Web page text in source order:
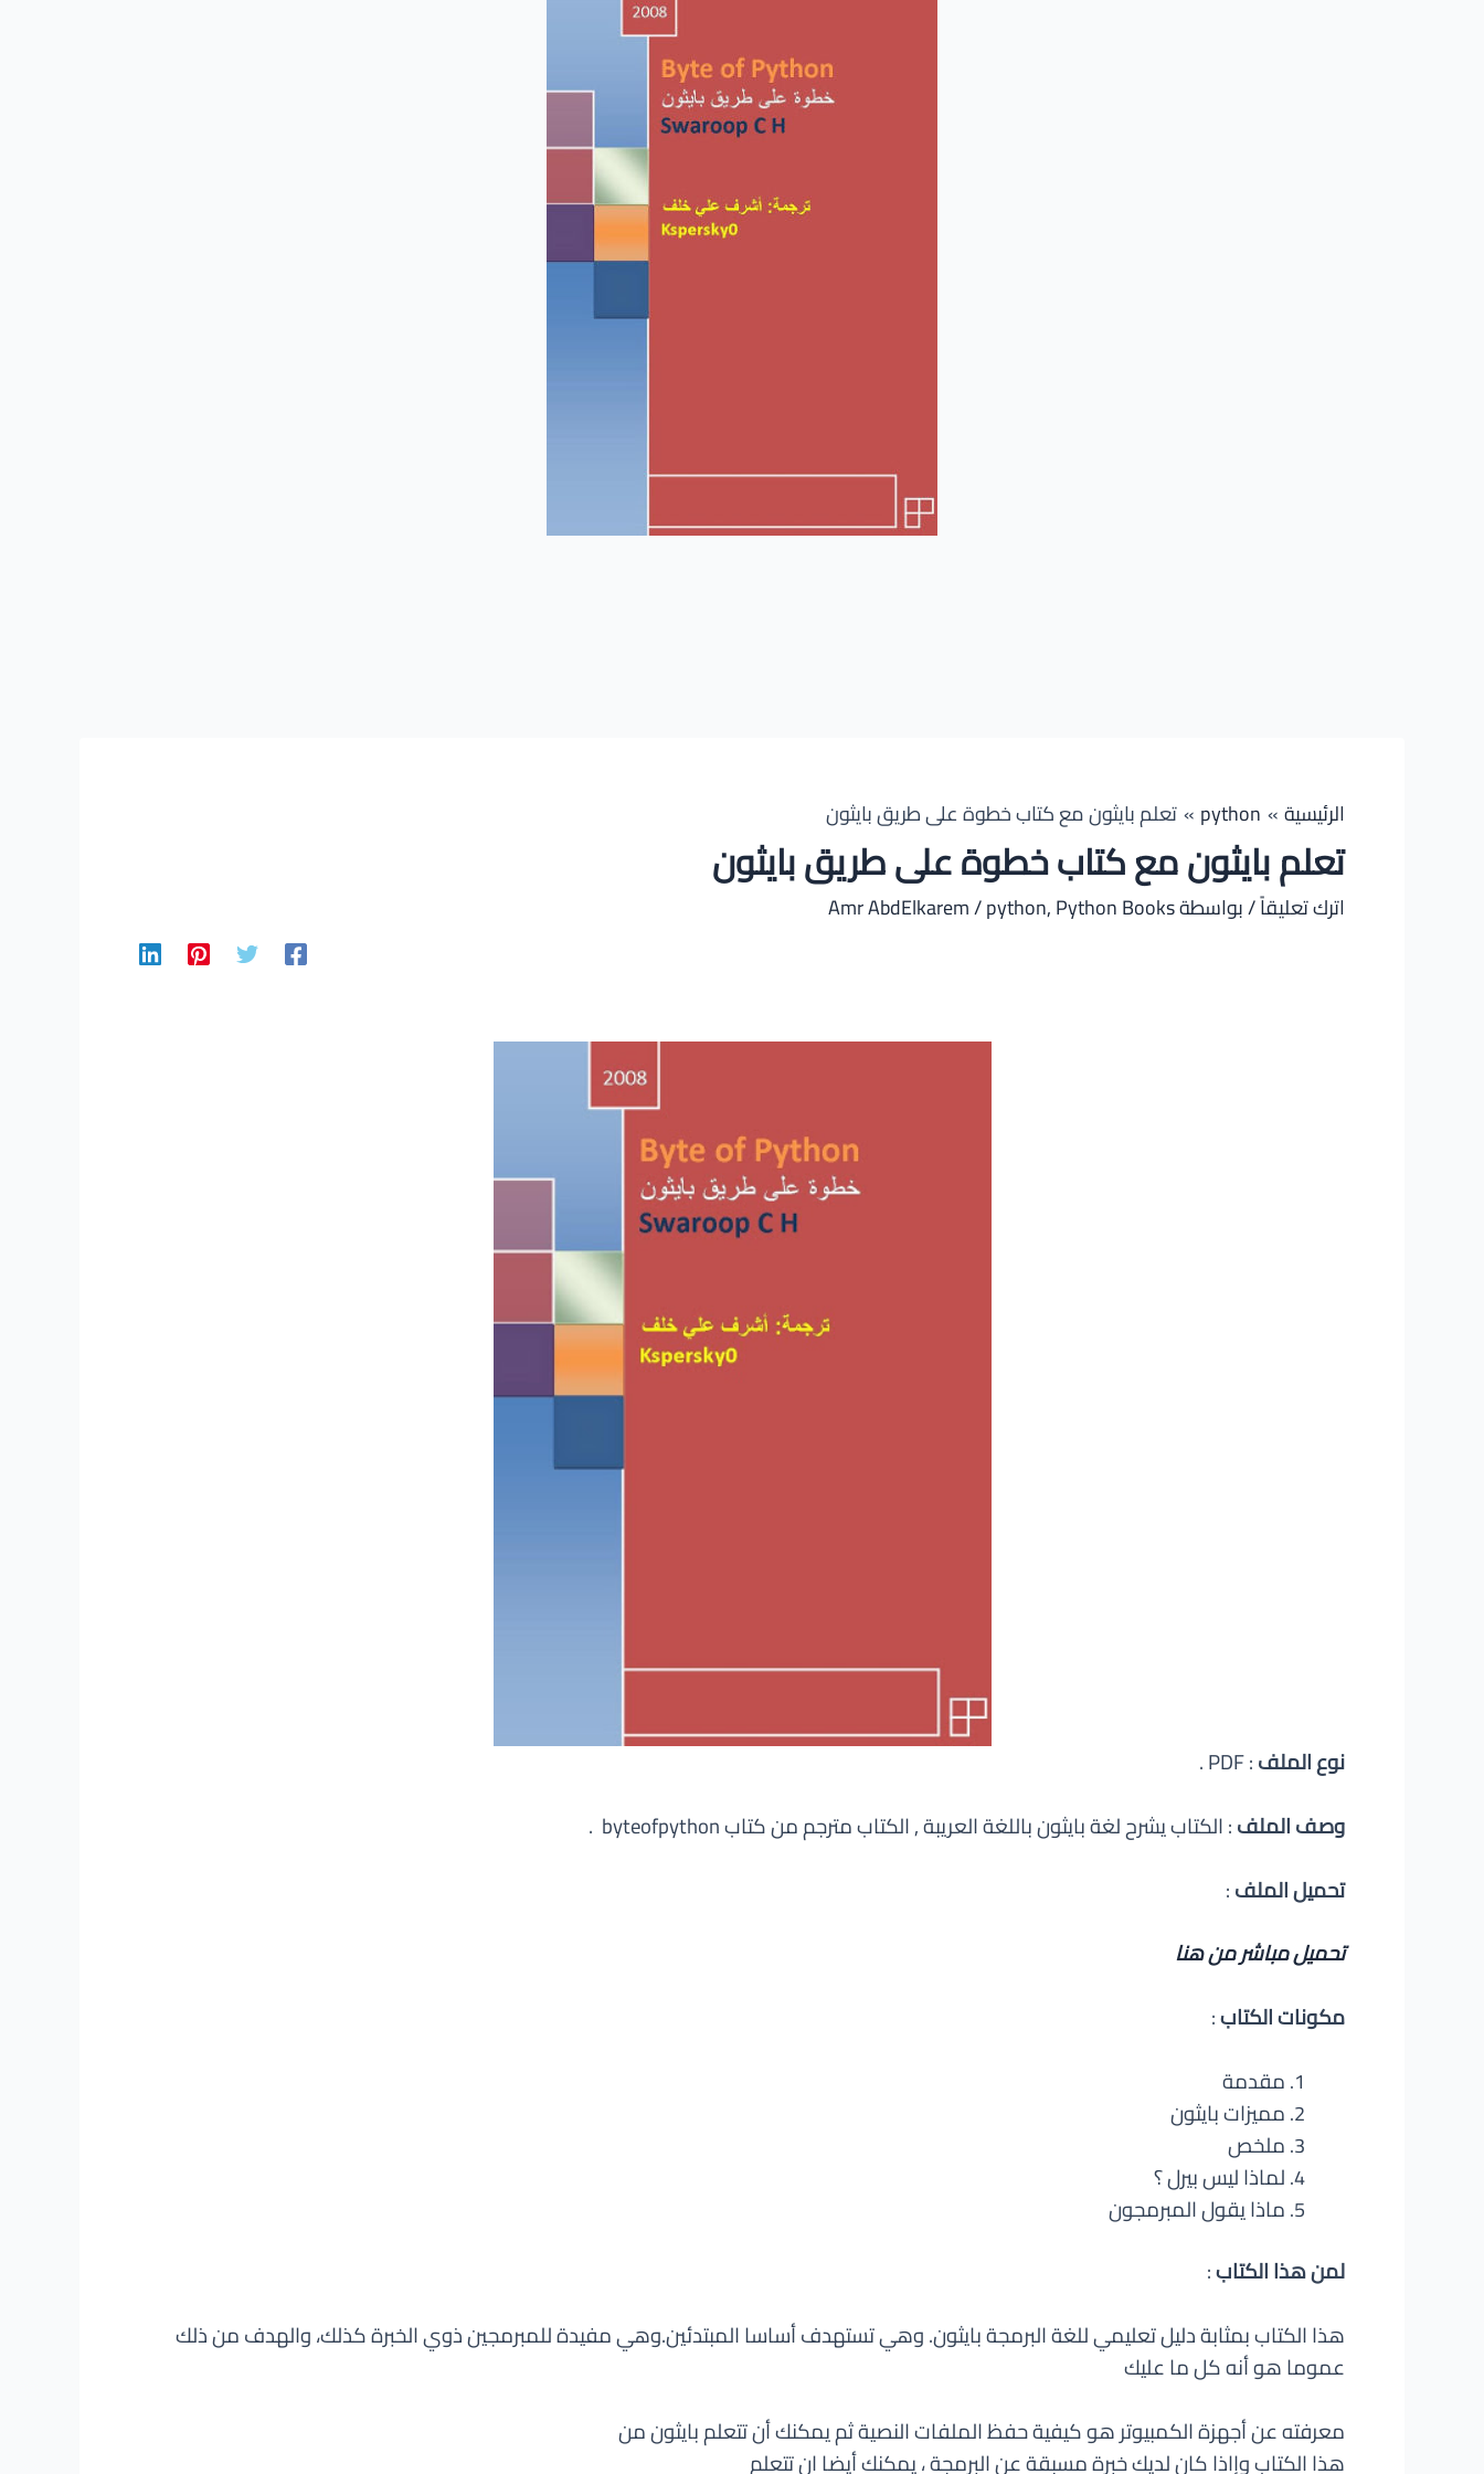
الرئيسية python تعلم بايثون مع كتاب خطوة على طريق بايثون
تعلم بايثون مع كتاب خطوة على طريق بايثون
اترك تعليقاً/ بواسطة Amr AbdElkarem/python,Python Books
نوع الملف: PDF .
وصف الملف: الكتاب يشرح لغة بايثون باللغة العريبة , الكتاب مترجم من كتاب byteofpython .
تحميل الملف:
تحميل مباشر من هنا
مكونات الكتاب:
مقدمة
مميزات بايثون
ملخص
لماذا ليس بيرل ؟
ماذا يقول المبرمجون
لمن هذا الكتاب:
هذا الكتاب بمثابة دليل تعليمي للغة البرمجة بايثون. وهي تستهدف أساسا المبتدئين.وهي مفيدة للمبرمجين ذوي الخبرة كذلك، والهدف من ذلك
عموما هو أنه كل ما عليك
معرفته عن أجهزة الكمبيوتر هو كيفية حفظ الملفات النصية ثم يمكنك أن تتعلم بايثون من
هذا الكتاب وإاذا كان لديك خبرة مسبقة عن البرمجة ، يمكنك أيضا ان تتعلم